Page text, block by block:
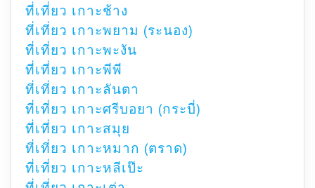
ที่เที่ยว เกาะช้าง
ที่เที่ยว เกาะพยาม (ระนอง)
ที่เที่ยว เกาะพะงัน
ที่เที่ยว เกาะพีพี
ที่เที่ยว เกาะลันตา
ที่เที่ยว เกาะศรีบอยา (กระบี่)
ที่เที่ยว เกาะสมุย
ที่เที่ยว เกาะหมาก (ตราด)
ที่เที่ยว เกาะหลีเป๊ะ